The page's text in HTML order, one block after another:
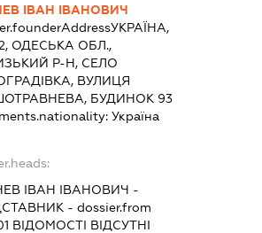
ІВАН ІВАНОВИЧ
УКРАЇНА,
ОДЕСЬКА ОБЛ.,
Р-Н, СЕЛО
ВУЛИЦЯ
БУДИНОК 93
Україна
ІВАН ІВАНОВИЧ -
- dossier.from
ВІДОМОСТІ ВІДСУТНІ